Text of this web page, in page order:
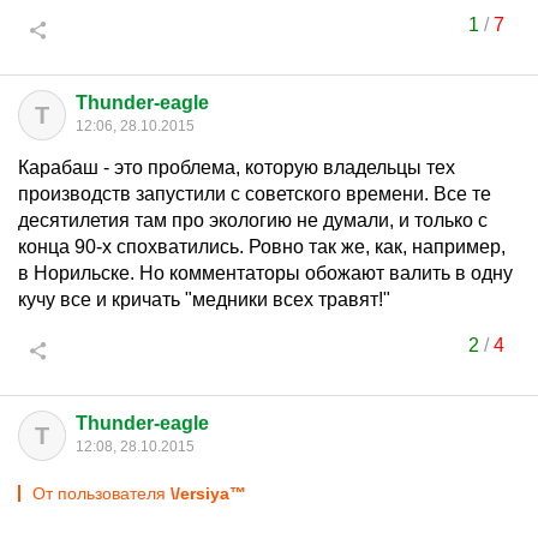
1 /7
T Thunder-eagle
12:06, 28.10.2015
Карабаш - это проблема, которую владельцы тех
производств запустили с советского времени. Все те
десятилетия там про экологию не думали, и только с
конца 90-х спохватились. Ровно так же, как, например,
в Норильске. Но комментаторы обожают валить в одну
кучу все и кричать "медники всех травят!"
2 /4
T Thunder-eagle
12:08, 28.10.2015
От пользователя \/ersiya™